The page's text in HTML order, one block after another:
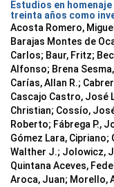
Estudios en
treinta años como
Acosta Romero,
Barajas Montes de
Carlos; Baur, Fritz;
Alfonso; Brena
Carías, Allan R.;
Cascajo Castro, José
Christian; Cossío,
Roberto; Fábrega P.,
Gómez Lara,
Walther J.; Jolowicz,
Quintana Aceves,
Aroca, Juan; Morello,